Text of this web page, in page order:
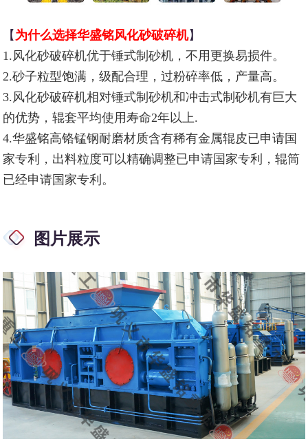
【 为什么选择华盛铭风化砂破碎机】
1.风化砂破碎机优于锤式制砂机，不用更换易损件。
2.砂子粒型饱满，级配合理，过粉碎率低，产量高。
3.风化砂破碎机相对锤式制砂机和冲击式制砂机有巨大
的优势，辊套平均使用寿命2年以上.
4.华盛铭高铬锰钢耐磨材质含有稀有金属辊皮已申请国
家专利，出料粒度可以精确调整已申请国家专利，辊筒
已经申请国家专利。
图片展示